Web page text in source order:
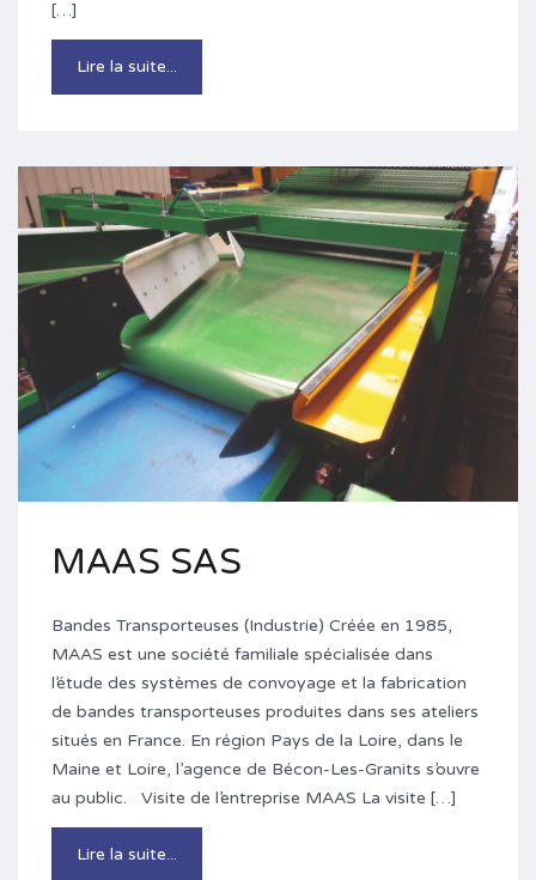
[…]
Lire la suite...
MAAS SAS
Bandes Transporteuses (Industrie) Créée en 1985,
MAAS est une société familiale spécialisée dans
l’étude des systèmes de convoyage et la fabrication
de bandes transporteuses produites dans ses ateliers
situés en France. En région Pays de la Loire, dans le
Maine et Loire, l’agence de Bécon-Les-Granits s’ouvre
au public. Visite de l’entreprise MAAS La visite […]
Lire la suite...